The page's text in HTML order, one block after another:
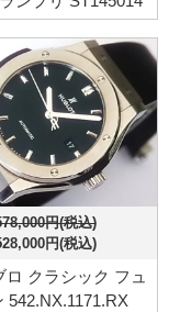
円(税込)
円(税込)
ロ クラシック フュ
542.NX.1171.RX